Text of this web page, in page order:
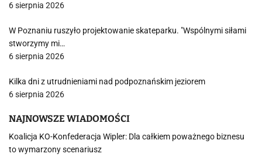
6 sierpnia 2026
W Poznaniu ruszyło projektowanie skateparku. "Wspólnymi siłami
stworzymy mi…
6 sierpnia 2026
Kilka dni z utrudnieniami nad podpoznańskim jeziorem
6 sierpnia 2026
NAJNOWSZE WIADOMOŚCI
Koalicja KO-Konfederacja Wipler: Dla całkiem poważnego biznesu
to wymarzony scenariusz